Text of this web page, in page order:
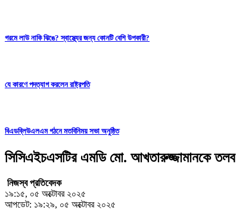
গরমে লাউ নাকি ঝিঙে? স্বাস্থ্যের জন্য কোনটি বেশি উপকারী?
যে কারণে পদত্যাগ করলেন রাষ্ট্রপতি
বিএডব্লিউএলএম গঠনে মতবিনিময় সভা অনুষ্ঠিত
সিসিএইচএসটির এমডি মো. আখতারুজ্জামানকে তলব
নিজস্ব প্রতিবেদক
১৯:১৫, ০৫ অক্টোবর ২০২৫
আপডেট: ১৯:২৯, ০৫ অক্টোবর ২০২৫